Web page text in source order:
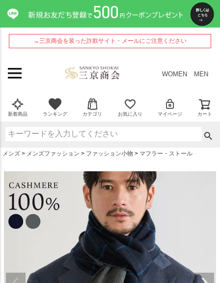
→三京商会を装った詐欺サイト・メールにご注意ください
WOMEN MEN
新着商品 ランキング カテゴリ お気に入り マイページ カート
メンズ メンズファッション ファッション小物 マフラー・ストール
ペー
ジト
ップ
へ